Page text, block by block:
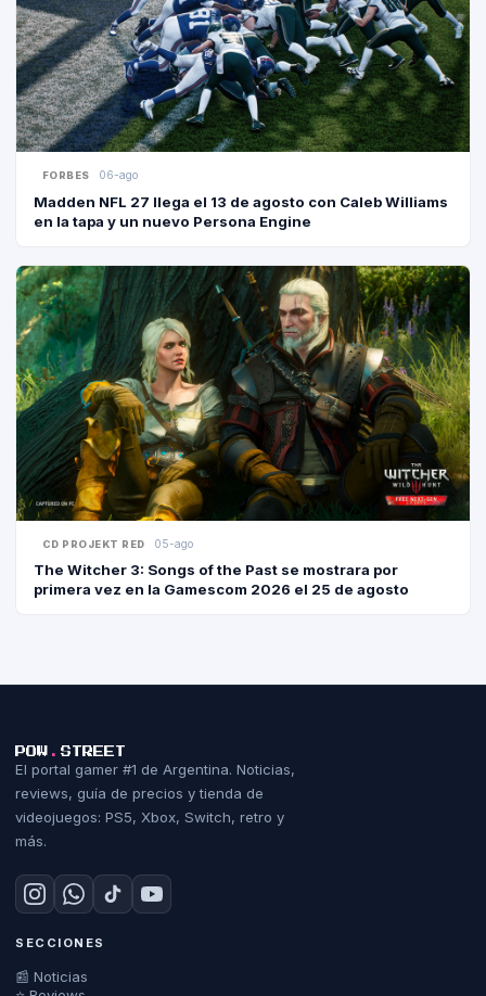
FORBES 06-ago
Madden NFL 27 llega el 13 de agosto con Caleb Williams
en la tapa y un nuevo Persona Engine
CD PROJEKT RED 05-ago
The Witcher 3: Songs of the Past se mostrara por
primera vez en la Gamescom 2026 el 25 de agosto
POW . STREET
El portal gamer #1 de Argentina. Noticias,
reviews, guía de precios y tienda de
videojuegos: PS5, Xbox, Switch, retro y
más.
SECCIONES
📰 Noticias